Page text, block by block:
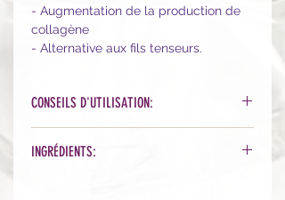
- Augmentation de la production de
collagène
- Alternative aux fils tenseurs.
CONSEILS D'UTILISATION:
préférence, et idéalement après le V
INGRÉDIENTS: